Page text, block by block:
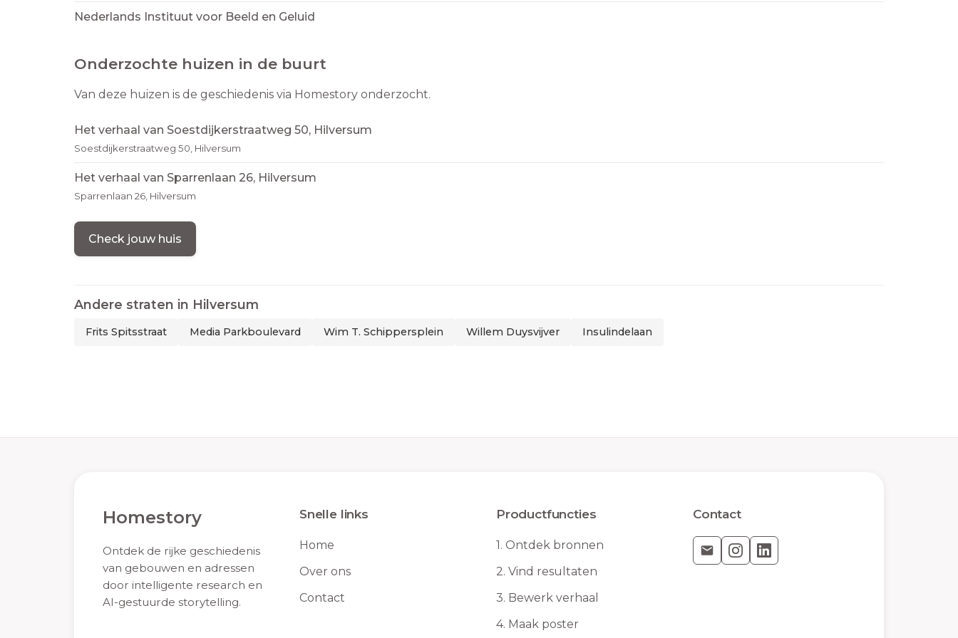
Nederlands Instituut voor Beeld en Geluid
Onderzochte huizen in de buurt
Van deze huizen is de geschiedenis via Homestory onderzocht.
Het verhaal van Soestdijkerstraatweg 50, Hilversum
Soestdijkerstraatweg 50, Hilversum
Het verhaal van Sparrenlaan 26, Hilversum
Sparrenlaan 26, Hilversum
Check jouw huis
Andere straten in Hilversum
Frits Spitsstraat Media Parkboulevard Wim T. Schippersplein Willem Duysvijver Insulindelaan
Homestory
Ontdek de rijke geschiedenis
van gebouwen en adressen
door intelligente research en
AI-gestuurde storytelling.
Snelle links
Home
Over ons
Contact
Productfuncties
1. Ontdek bronnen
2. Vind resultaten
3. Bewerk verhaal
4. Maak poster
Contact